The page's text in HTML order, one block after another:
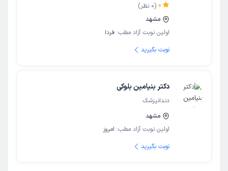
0
(
0 نظر)
مشهد
اولین نوبت آزاد مطب: فردا
نوبت بگیرید
دکتر بنیامین بلوکی
دندانپزشک
مشهد
اولین نوبت آزاد مطب: امروز
نوبت بگیرید